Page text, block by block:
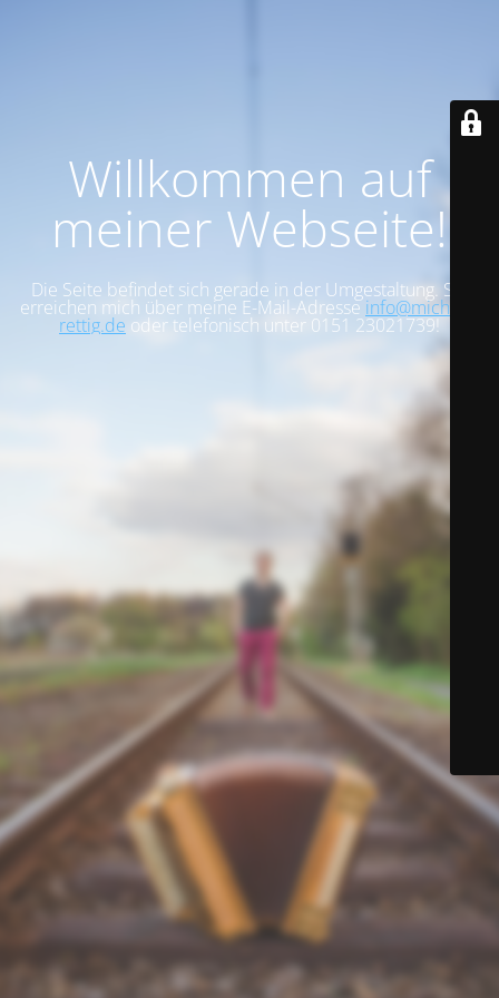
Willkommen auf
meiner Webseite!
Die Seite befindet sich gerade in der Umgestaltung. Sie
erreichen mich über meine E-Mail-Adresseinfo@michael-
rettig.de oder telefonisch unter 0151 23021739!